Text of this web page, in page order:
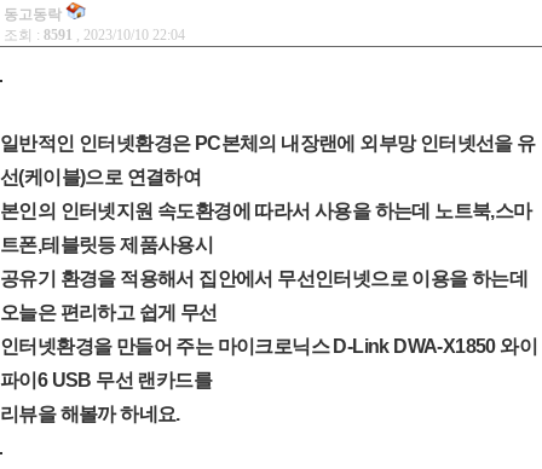
동고동락
조회 : 8591 , 2023/10/10 22:04
일반적인 인터넷환경은 PC본체의 내장랜에 외부망 인터넷선을 유
선(케이블)으로 연결하여
본인의 인터넷지원 속도환경에 따라서 사용을 하는데 노트북,스마
트폰,테블릿등 제품사용시
공유기 환경을 적용해서 집안에서 무선인터넷으로 이용을 하는데
오늘은 편리하고 쉽게 무선
인터넷환경을 만들어 주는 마이크로닉스 D-Link DWA-X1850 와이
파이6 USB 무선 랜카드를
리뷰을 해볼까 하네요.